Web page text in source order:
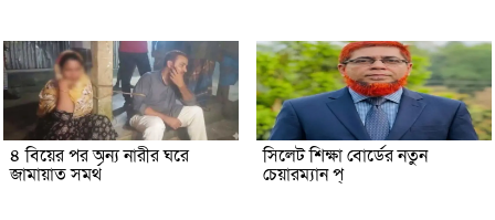
৪ বিয়ের পর অন্য নারীর ঘরে
জামায়াত সমর্থ
সিলেট শিক্ষা বোর্ডের নতুন
চেয়ারম্যান প্